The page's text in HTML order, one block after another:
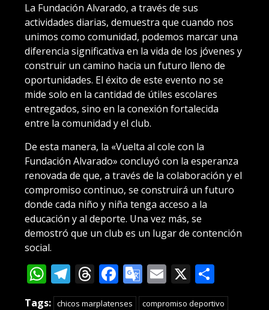
La Fundación Alvarado, a través de sus
actividades diarias, demuestra que cuando nos
unimos como comunidad, podemos marcar una
diferencia significativa en la vida de los jóvenes y
construir un camino hacia un futuro lleno de
oportunidades. El éxito de este evento no se
mide solo en la cantidad de útiles escolares
entregados, sino en la conexión fortalecida
entre la comunidad y el club.
De esta manera, la «Vuelta al cole con la
Fundación Alvarado» concluyó con la esperanza
renovada de que, a través de la colaboración y el
compromiso continuo, se construirá un futuro
donde cada niño y niña tenga acceso a la
educación y al deporte. Una vez más, se
demostró que un club es un lugar de contención
social.
WhatsApp
Telegram
Threads
Facebook
Google
Translate
Email
X
Tags: chicos marplatenses
compromiso deportivo